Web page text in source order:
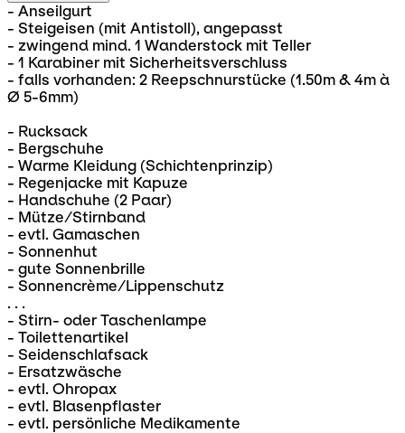
- Anseilgurt
- Steigeisen (mit Antistoll), angepasst
- zwingend mind. 1 Wanderstock mit Teller
- 1 Karabiner mit Sicherheitsverschluss
- falls vorhanden: 2 Reepschnurstücke (1.50m & 4m à
Ø 5-6mm)
- Rucksack
- Bergschuhe
- Warme Kleidung (Schichtenprinzip)
- Regenjacke mit Kapuze
- Handschuhe (2 Paar)
- Mütze/Stirnband
- evtl. Gamaschen
- Sonnenhut
- gute Sonnenbrille
- Sonnencrème/Lippenschutz
. . .
- Stirn- oder Taschenlampe
- Toilettenartikel
- Seidenschlafsack
- Ersatzwäsche
- evtl. Ohropax
- evtl. Blasenpflaster
- evtl. persönliche Medikamente